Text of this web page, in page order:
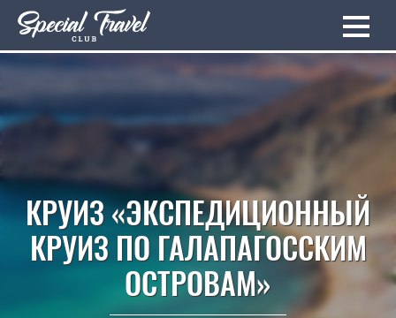
КРУИЗ «ЭКСПЕДИЦИОННЫЙ
КРУИЗ ПО ГАЛАПАГОССКИМ
ОСТРОВАМ»